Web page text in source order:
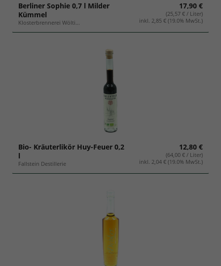
Berliner Sophie 0,7 l Milder
Kümmel
Klosterbrennerei Wölti...
17,90 €
(25,57 € / Liter)
inkl. 2,85 € (19.0% MwSt.)
Bio- Kräuterlikör Huy-Feuer 0,2
l
Fallstein Destillerie
12,80 €
(64,00 € / Liter)
inkl. 2,04 € (19.0% MwSt.)